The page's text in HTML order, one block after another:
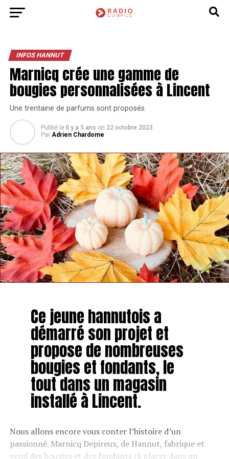
INFOS HANNUT
Marnicq crée une gamme de
bougies personnalisées à Lincent
Une trentaine de parfums sont proposés.
Publié le Il y a 3 ans on 22 octobre 2023
Par Adrien Chardome
Ce jeune hannutois a
démarré son projet et
propose de nombreuses
bougies et fondants, le
tout dans un magasin
installé à Lincent.
Nous allons encore vous conter l’histoire d’un
passionné. Marnicq Depireux, de Hannut, fabrique et
vend des bougies et des fondants (à placer dans un